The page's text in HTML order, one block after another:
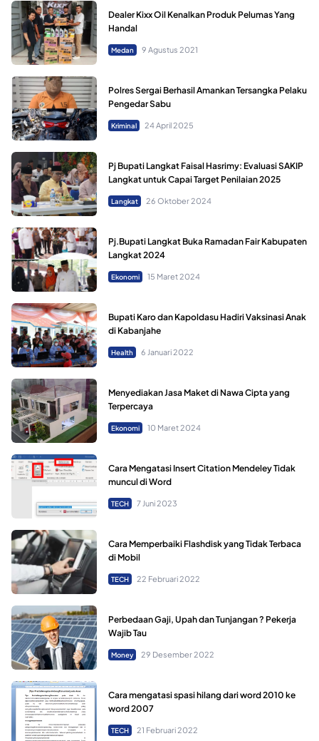
Dealer Kixx Oil Kenalkan Produk Pelumas Yang
Handal
Medan 9 Agustus 2021
Polres Sergai Berhasil Amankan Tersangka Pelaku
Pengedar Sabu
Kriminal 24 April 2025
Pj Bupati Langkat Faisal Hasrimy: Evaluasi SAKIP
Langkat untuk Capai Target Penilaian 2025
Langkat 26 Oktober 2024
Pj.Bupati Langkat Buka Ramadan Fair Kabupaten
Langkat 2024
Ekonomi 15 Maret 2024
Bupati Karo dan Kapoldasu Hadiri Vaksinasi Anak
di Kabanjahe
Health 6 Januari 2022
Menyediakan Jasa Maket di Nawa Cipta yang
Terpercaya
Ekonomi 10 Maret 2024
Cara Mengatasi Insert Citation Mendeley Tidak
muncul di Word
TECH 7 Juni 2023
Cara Memperbaiki Flashdisk yang Tidak Terbaca
di Mobil
TECH 22 Februari 2022
Perbedaan Gaji, Upah dan Tunjangan ? Pekerja
Wajib Tau
Money 29 Desember 2022
Cara mengatasi spasi hilang dari word 2010 ke
word 2007
TECH 21 Februari 2022